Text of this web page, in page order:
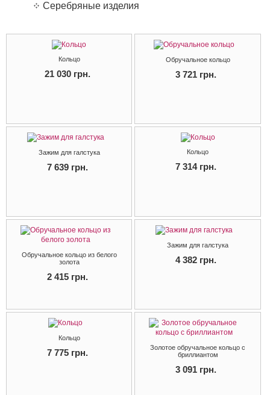
Серебряные изделия
Кольцо
21 030 грн.
Обручальное кольцо
3 721 грн.
Зажим для галстука
7 639 грн.
Кольцо
7 314 грн.
Обручальное кольцо из белого
золота
2 415 грн.
Зажим для галстука
4 382 грн.
Кольцо
7 775 грн.
Золотое обручальное кольцо с
бриллиантом
3 091 грн.